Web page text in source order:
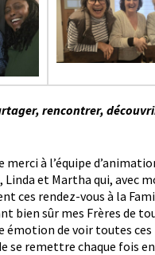
rencontrer,
merci à l’équipe
Linda et Martha qui, avec
ces rendez-vous à la
bien sûr mes Frères de
émotion de voir toutes ces
se remettre chaque fois